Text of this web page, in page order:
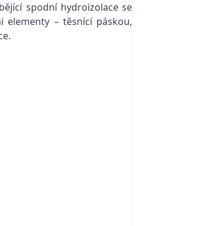
spodní hydroizolace se
elementy – těsnící páskou,